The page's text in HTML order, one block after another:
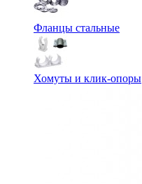
Фланцы стальные
Хомуты и клик-опоры